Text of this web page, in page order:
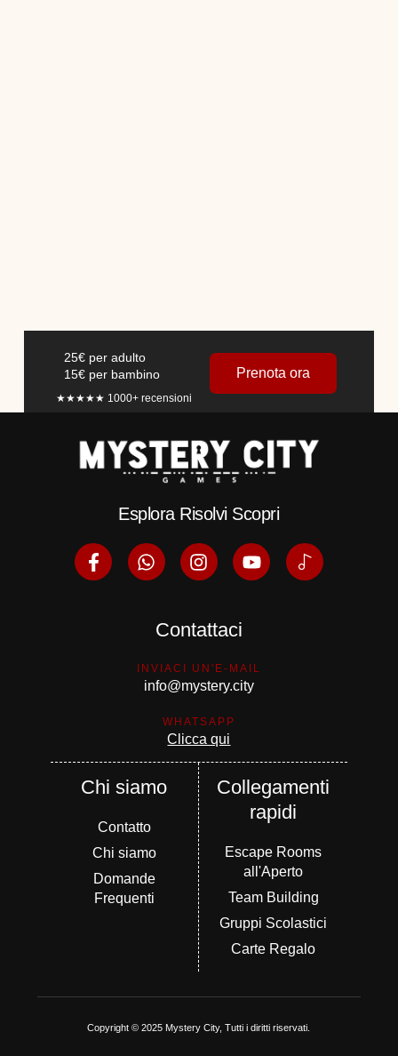
25€ per adulto
15€ per bambino
★★★★★ 1000+ recensioni
Prenota ora
Esplora Risolvi Scopri
Contattaci
INVIACI UN'E-MAIL
info@mystery.city
WHATSAPP
Clicca qui
Chi siamo
Contatto
Chi siamo
Domande
Frequenti
Collegamenti
rapidi
Escape Rooms
all'Aperto
Team Building
Gruppi Scolastici
Carte Regalo
Copyright © 2025 Mystery City, Tutti i diritti riservati.